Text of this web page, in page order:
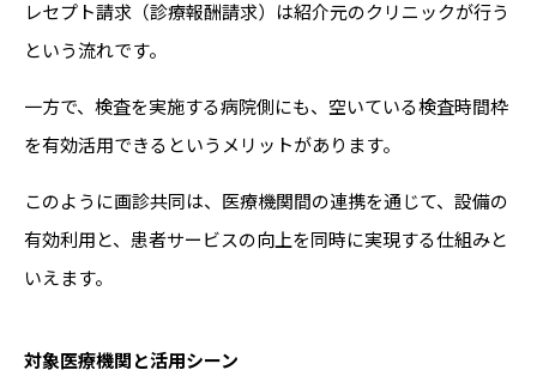
レセプト請求（診療報酬請求）は紹介元のクリニックが行う
という流れです。
一方で、検査を実施する病院側にも、空いている検査時間枠
を有効活用できるというメリットがあります。
このように画診共同は、医療機関間の連携を通じて、設備の
有効利用と、患者サービスの向上を同時に実現する仕組みと
いえます。
対象医療機関と活用シーン